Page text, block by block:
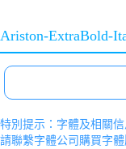
Ariston-ExtraBold-
特別提示：字體及相關
請聯繫字體公司購買字